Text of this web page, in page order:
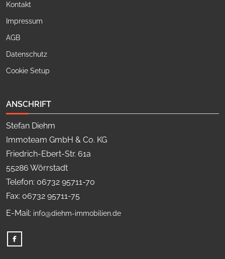
Kontakt
Impressum
AGB
Datenschutz
Cookie Setup
ANSCHRIFT
Stefan Diehm
Immoteam GmbH & Co. KG
Friedrich-Ebert-Str. 61a
55286 Wörrstadt
Telefon: 06732 95711-70
Fax: 06732 95711-75
E-Mail: info@diehm-immobilien.de